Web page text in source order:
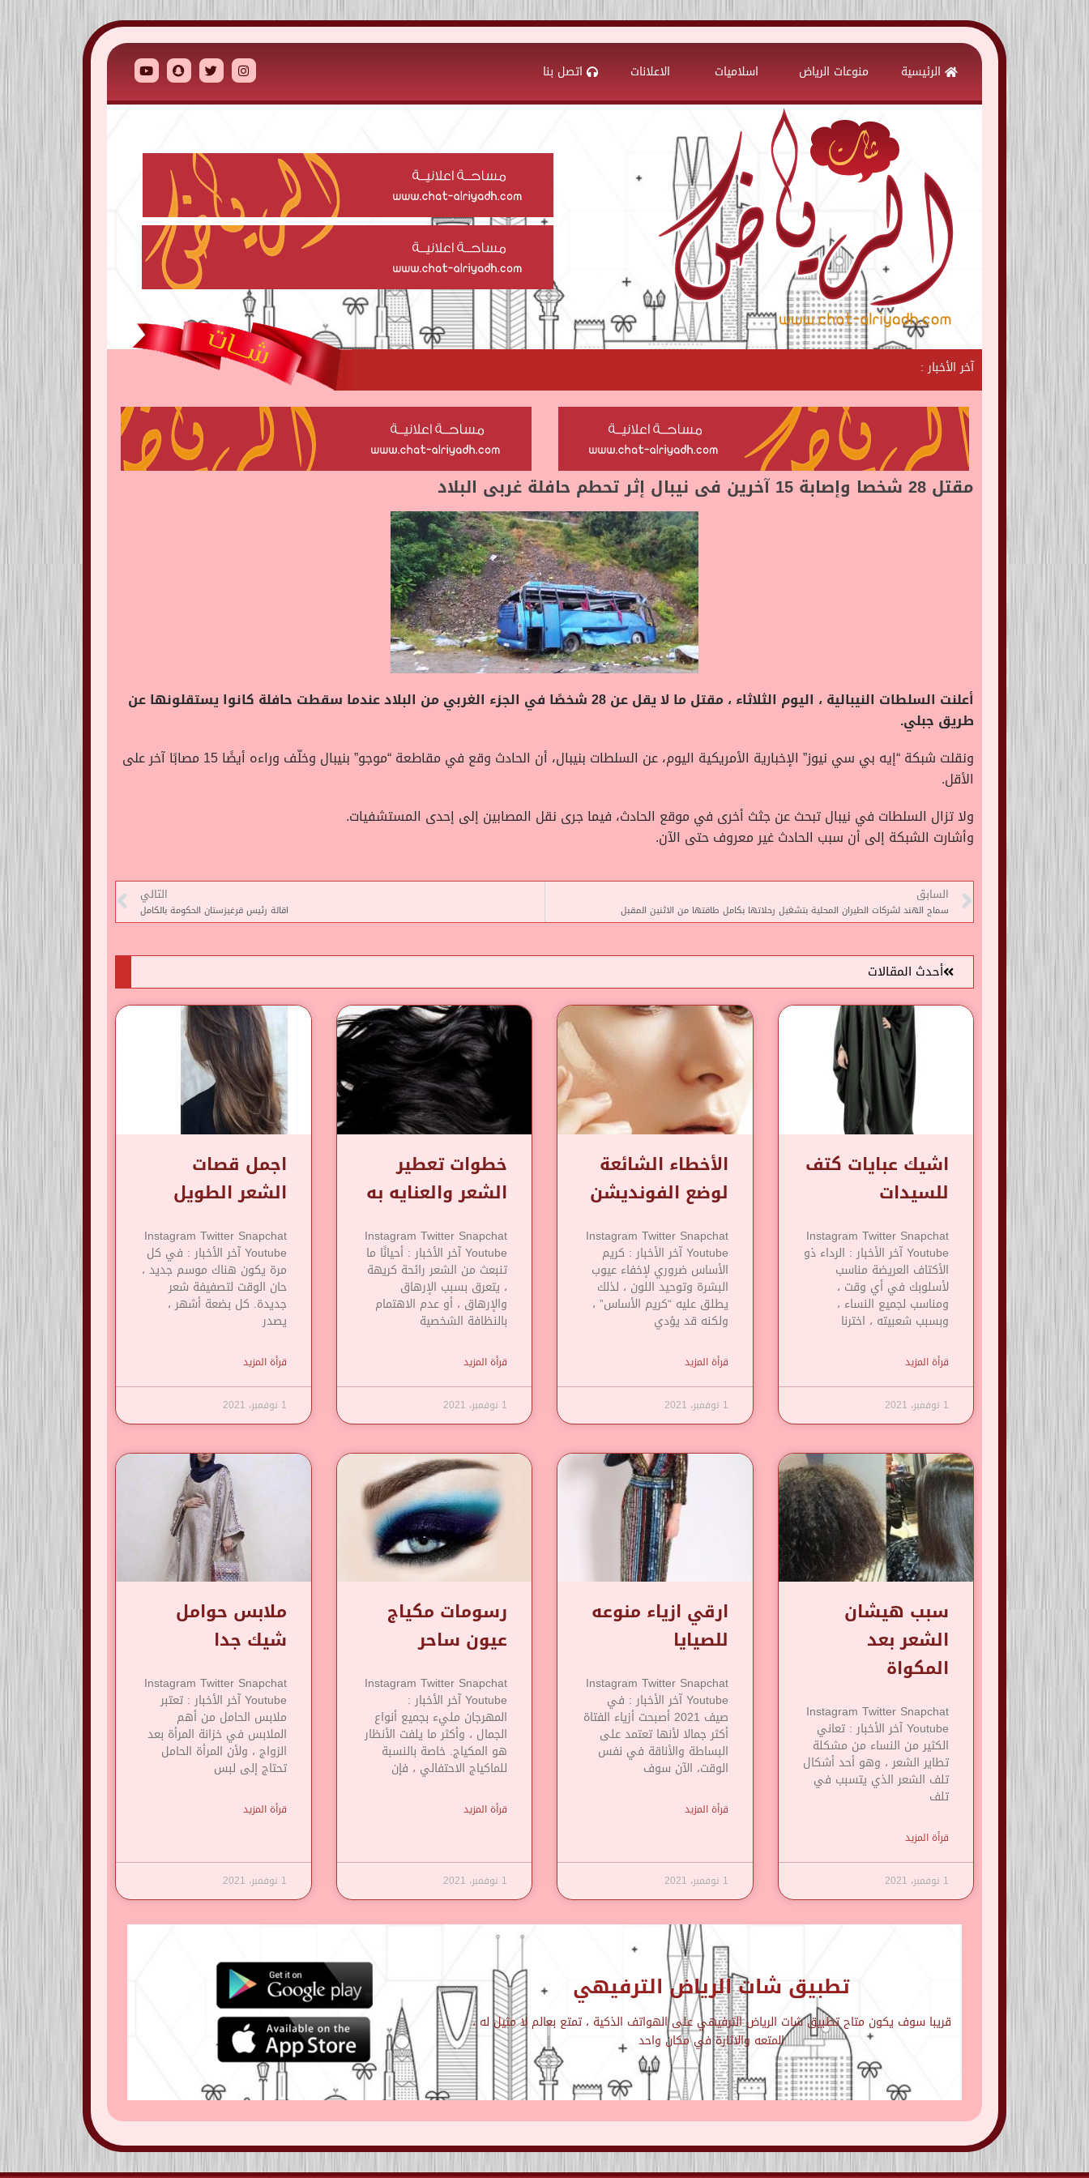
الرئيسية منوعات الرياض اسلاميات الاعلانات اتصل بنا
آخر الأخبار :
مقتل 28 شخصا وإصابة 15 آخرين فى نيبال إثر تحطم حافلة غربى البلاد
أعلنت السلطات النيبالية ، اليوم الثلاثاء ، مقتل ما لا يقل عن 28 شخصًا في الجزء الغربي من البلاد عندما سقطت حافلة كانوا يستقلونها عن
طريق جبلي.
ونقلت شبكة “إيه بي سي نيوز” الإخبارية الأمريكية اليوم، عن السلطات بنيبال، أن الحادث وقع في مقاطعة “موجو” بنيبال وخلّف وراءه أيضًا 15 مصابًا آخر على
الأقل.
ولا تزال السلطات في نيبال تبحث عن جثث أخرى في موقع الحادث، فيما جرى نقل المصابين إلى إحدى المستشفيات.
وأشارت الشبكة إلى أن سبب الحادث غير معروف حتى الآن.
السابق
سماح الهند لشركات الطيران المحلية بتشغيل رحلاتها بكامل طاقتها من الاثنين المقبل
التالي
اقالة رئيس قرغيزستان الحكومة بالكامل
أحدث المقالات
اشيك عبايات كتف
للسيدات
Instagram Twitter Snapchat
Youtube آخر الأخبار : الرداء ذو
​​الأكتاف العريضة مناسب
لأسلوبك في أي وقت ،
ومناسب لجميع النساء ،
وبسبب شعبيته ، اخترنا
قرأة المزيد
1 نوفمبر، 2021
الأخطاء الشائعة
لوضع الفونديشن
Instagram Twitter Snapchat
Youtube آخر الأخبار : كريم
الأساس ضروري لإخفاء عيوب
البشرة وتوحيد اللون ، لذلك
يطلق عليه “كريم الأساس” ،
ولكنه قد يؤدي
قرأة المزيد
1 نوفمبر، 2021
خطوات تعطير
الشعر والعنايه به
Instagram Twitter Snapchat
Youtube آخر الأخبار : أحيانًا ما
تنبعث من الشعر رائحة كريهة
، يتعرق بسبب الإرهاق
والإرهاق ، أو عدم الاهتمام
بالنظافة الشخصية
قرأة المزيد
1 نوفمبر، 2021
اجمل قصات
الشعر الطويل
Instagram Twitter Snapchat
Youtube آخر الأخبار : في كل
مرة يكون هناك موسم جديد ،
حان الوقت لتصفيفة شعر
جديدة. كل بضعة أشهر ،
يصدر
قرأة المزيد
1 نوفمبر، 2021
سبب هيشان
الشعر بعد
المكواة
Instagram Twitter Snapchat
Youtube آخر الأخبار : تعاني
الكثير من النساء من مشكلة
تطاير الشعر ، وهو أحد أشكال
تلف الشعر الذي يتسبب في
تلف
قرأة المزيد
1 نوفمبر، 2021
ارقي ازياء منوعه
للصيايا
Instagram Twitter Snapchat
Youtube آخر الأخبار : في
صيف 2021 أصبحت أزياء الفتاة
أكثر جمالا لأنها تعتمد على
البساطة والأناقة في نفس
الوقت، الآن سوف
قرأة المزيد
1 نوفمبر، 2021
رسومات مكياج
عيون ساحر
Instagram Twitter Snapchat
Youtube آخر الأخبار :
المهرجان مليء بجميع أنواع
الجمال ، وأكثر ما يلفت الأنظار
هو المكياج. خاصة بالنسبة
للماكياج الاحتفالي ، فإن
قرأة المزيد
1 نوفمبر، 2021
ملابس حوامل
شيك جدا
Instagram Twitter Snapchat
Youtube آخر الأخبار : تعتبر
ملابس الحامل من أهم
الملابس في خزانة المرأة بعد
الزواج ، ولأن المرأة الحامل
تحتاج إلى لبس
قرأة المزيد
1 نوفمبر، 2021
تطبيق شات الرياض الترفيهي
قريبا سوف يكون متاح تطبيق شات الرياض الترفيهي على الهواتف الذكية ، تمتع بعالم لا مثيل له ،
المتعه والاثارة في مكان واحد